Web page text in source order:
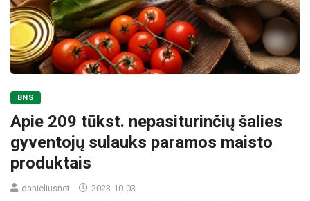
BNS
Apie 209 tūkst. nepasiturinčių šalies
gyventojų sulauks paramos maisto
produktais
danieliusnet 2023-10-03